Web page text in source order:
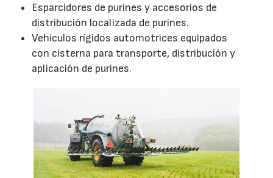
Esparcidores de purines y accesorios de
distribución localizada de purines.
Vehículos rígidos automotrices equipados
con cisterna para transporte, distribución y
aplicación de purines.